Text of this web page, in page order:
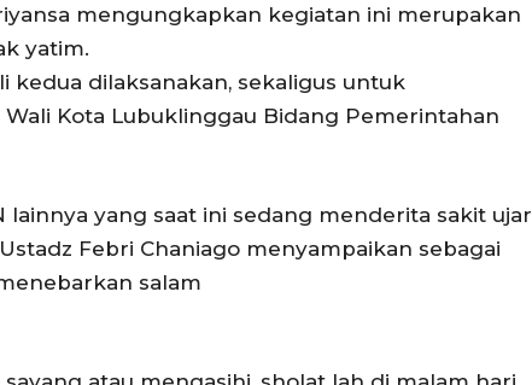
mengungkapkan kegiatan ini merupakan
yatim.
kedua dilaksanakan, sekaligus untuk
Kota Lubuklinggau Bidang Pemerintahan
lainnya yang saat ini sedang menderita sakit ujar
Febri Chaniago menyampaikan sebagai
salam